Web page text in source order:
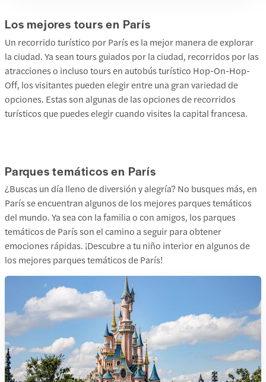
Los mejores tours en París
Un recorrido turístico por París es la mejor manera de explorar
la ciudad. Ya sean tours guiados por la ciudad, recorridos por las
atracciones o incluso tours en autobús turístico Hop-On-Hop-
Off, los visitantes pueden elegir entre una gran variedad de
opciones. Estas son algunas de las opciones de recorridos
turísticos que puedes elegir cuando visites la capital francesa.
Parques temáticos en París
¿Buscas un día lleno de diversión y alegría? No busques más, en
París se encuentran algunos de los mejores parques temáticos
del mundo. Ya sea con la familia o con amigos, los parques
temáticos de París son el camino a seguir para obtener
emociones rápidas. ¡Descubre a tu niño interior en algunos de
los mejores parques temáticos de París!